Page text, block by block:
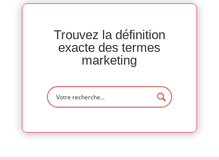
Trouvez la définition
exacte des termes
marketing